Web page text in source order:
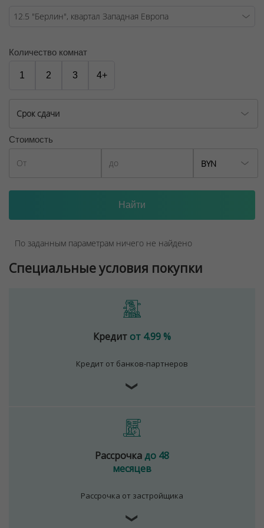
Договор на оказание риэлтерских услуг № 449/6, от
Количество комнат
1 2 3 4+
Срок сдачи
Стоимость
BYN
По заданным параметрам ничего не найдено
Специальные условия покупки
Кредит от 4.99 %
Кредит от банков-партнеров
❯
Рассрочкадо 48
месяцев
Рассрочка от застройщика
❯